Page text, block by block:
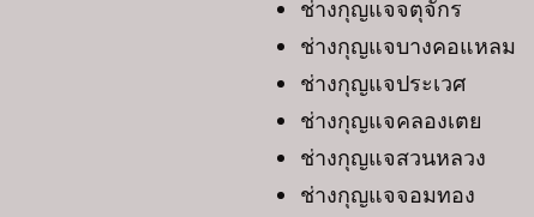
ช่างกุญแจจตุจักร
ช่างกุญแจบางคอแหลม
ช่างกุญแจประเวศ
ช่างกุญแจคลองเตย
ช่างกุญแจสวนหลวง
ช่างกุญแจจอมทอง